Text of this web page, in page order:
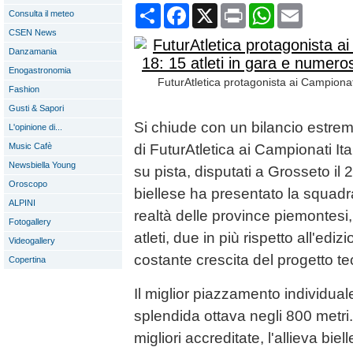
Consulta il meteo
CSEN News
Danzamania
Enogastronomia
Fashion
Gusti & Sapori
L'opinione di...
Music Cafè
Newsbiella Young
Oroscopo
ALPINI
Fotogallery
Videogallery
Copertina
CondividiFacebook
X Print WhatsApp
FuturAtletica protagonista ai
Si chiude con un bilancio
di FuturAtletica ai Campionati
su pista, disputati a Grosseto il
biellese ha presentato la
realtà delle province
atleti, due in più rispetto
costante crescita del progetto
Il miglior piazzamento
splendida ottava negli 800
migliori accreditate, l'allieva